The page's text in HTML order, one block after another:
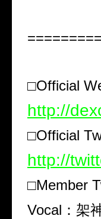
□Official
http://
□Official
http://
□Member
Vocal ：架